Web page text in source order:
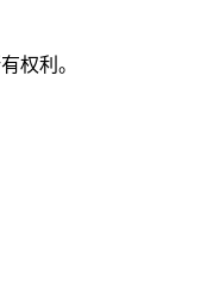
权利。